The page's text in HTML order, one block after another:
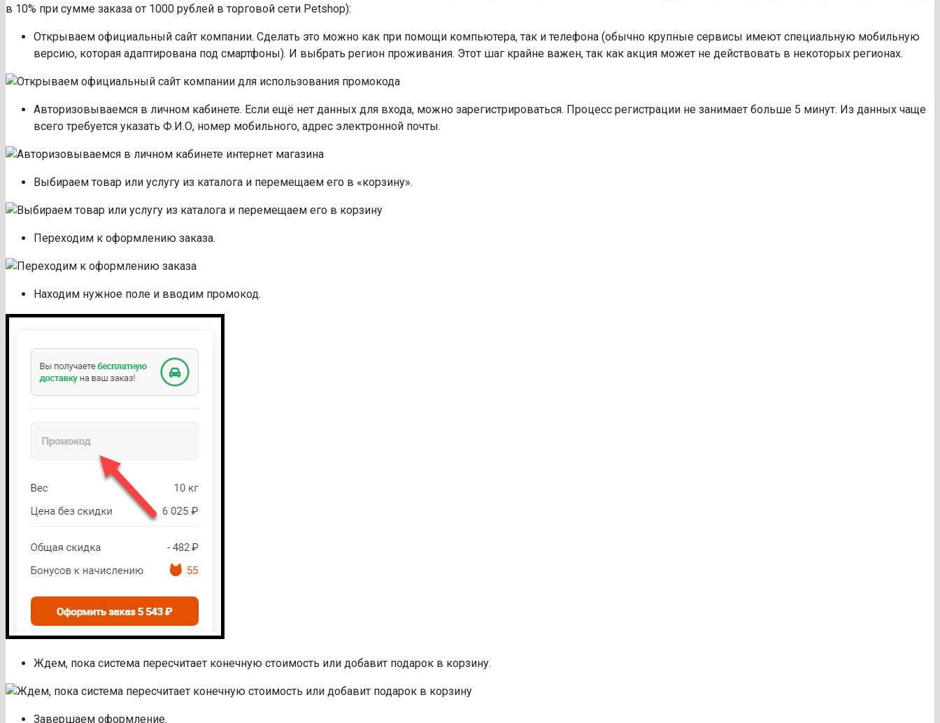
в 10% при сумме заказа от 1000 рублей в торговой сети Petshop):
Открываем официальный сайт компании. Сделать это можно как при помощи компьютера, так и телефона (обычно крупные сервисы имеют специальную мобильную
версию, которая адаптирована под смартфоны). И выбрать регион проживания. Этот шаг крайне важен, так как акция может не действовать в некоторых регионах.
Авторизовываемся в личном кабинете. Если ещё нет данных для входа, можно зарегистрироваться. Процесс регистрации не занимает больше 5 минут. Из данных чаще
всего требуется указать Ф.И.О, номер мобильного, адрес электронной почты.
Выбираем товар или услугу из каталога и перемещаем его в «корзину».
Переходим к оформлению заказа.
Находим нужное поле и вводим промокод.
Ждем, пока система пересчитает конечную стоимость или добавит подарок в корзину.
Завершаем оформление.